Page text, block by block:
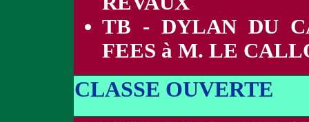
TB - DYLAN DU
FEES à M. LE
CLASSE OUVERTE